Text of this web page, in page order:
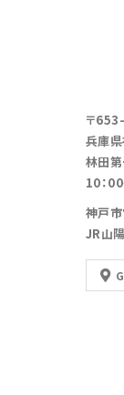
〒
兵庫
林田
10：
神戸市
JR山